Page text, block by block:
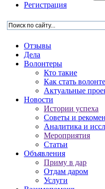
Регистрация
Отзывы
Дела
Волонтеры
Кто такие
Как стать
Актуальные
Новости
Истории успеха
Советы и
Аналитика и
Мероприятия
Статьи
Объявления
Приму в дар
Отдам даром
Услуги